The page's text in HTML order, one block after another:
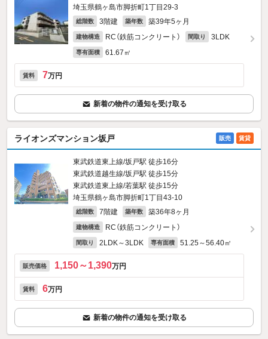
埼玉県鶴ヶ島市脚折町1丁目29-3
総階数 3階建 築年数 築39年5ヶ月
建物構造 RC（鉄筋コンクリート） 間取り 3LDK
専有面積 61.67㎡
賃料 7万円
新着の物件の通知を受け取る
ライオンズマンション坂戸 販売 賃貸
東武鉄道東上線/坂戸駅 徒歩16分
東武鉄道越生線/坂戸駅 徒歩15分
東武鉄道東上線/若葉駅 徒歩15分
埼玉県鶴ヶ島市脚折町1丁目43-10
総階数 7階建 築年数 築36年8ヶ月
建物構造 RC（鉄筋コンクリート）
間取り 2LDK～3LDK 専有面積 51.25～56.40㎡
販売価格 1,150～1,390万円
賃料 6万円
新着の物件の通知を受け取る